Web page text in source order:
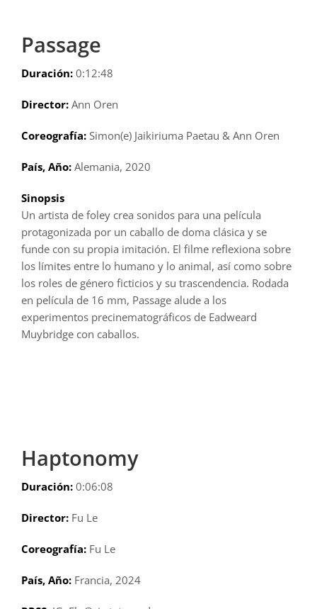
Passage
Duración: 0:12:48
Director:Ann Oren
Coreografía:Simon(e) Jaikiriuma Paetau & Ann Oren
País, Año:Alemania, 2020
Sinopsis
Un artista de foley crea sonidos para una película
protagonizada por un caballo de doma clásica y se
funde con su propia imitación. El filme reflexiona sobre
los límites entre lo humano y lo animal, así como sobre
los roles de género ficticios y su trascendencia. Rodada
en película de 16 mm, Passage alude a los
experimentos precinematográficos de Eadweard
Muybridge con caballos.
Haptonomy
Duración: 0:06:08
Director:Fu Le
Coreografía:Fu Le
País, Año:Francia, 2024